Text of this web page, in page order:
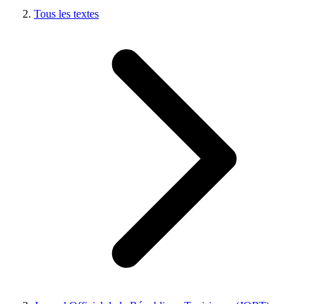
Tous les textes